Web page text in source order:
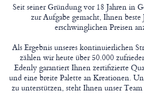
Seit seiner Gründung vor 18 Jahren in
zur Aufgabe gemacht, Ihnen
erschwinglichen Preisen
Als Ergebnis unseres kontinuierlichen
zählen wir heute über 50.000
Edenly garantiert Ihnen zertifizierte
und eine breite Palette an Kreationen.
zu unterstützen, steht Ihnen unser